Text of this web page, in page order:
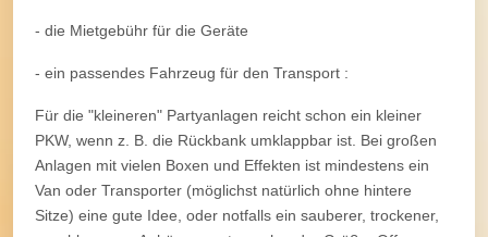
- die Mietgebühr für die Geräte
- ein passendes Fahrzeug für den Transport :
Für die "kleineren" Partyanlagen reicht schon ein kleiner
PKW, wenn z. B. die Rückbank umklappbar ist. Bei großen
Anlagen mit vielen Boxen und Effekten ist mindestens ein
Van oder Transporter (möglichst natürlich ohne hintere
Sitze) eine gute Idee, oder notfalls ein sauberer, trockener,